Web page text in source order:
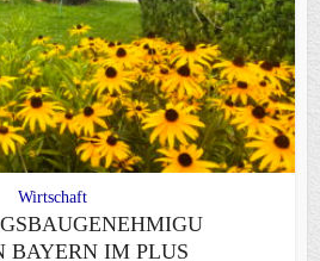
Wirtschaft
BAYERN IM PLUS